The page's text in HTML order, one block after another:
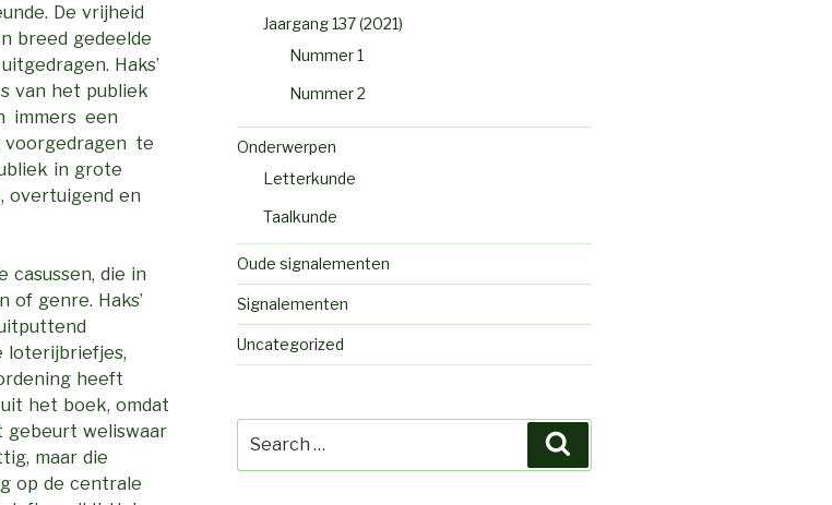
De vrijheid
breed gedeelde
Haks’
van het publiek
immers een
te
in grote
overtuigend en
casussen, die in
of genre. Haks’
loterijbriefjes,
heeft
het boek, omdat
gebeurt weliswaar
maar die
op de centrale
Jaargang 137 (2021)
Nummer 1
Nummer 2
Onderwerpen
Letterkunde
Taalkunde
Oude signalementen
Signalementen
Uncategorized
for: